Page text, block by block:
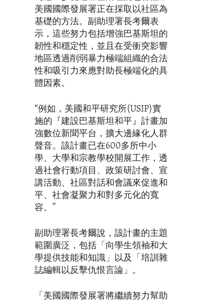
美國國際發展署正在採取以社區為
基礎的方法。副助理署長考爾表
示，這些努力包括增強巴基斯坦的
韌性和穩定性，並且在受衝突影響
地區透過削弱暴力極端組織的合法
性和吸引力來應對助長極端化的具
體因素。
“例如，美國和平研究所(USIP)實
施的『建設巴基斯坦和平』計畫加
強數位新聞平台，擴大邊緣化人群
聲音。該計畫已在600多所中小
學、大學和宗教學校開展工作，透
過社會行動項目、政策研討會、宣
講活動、社區對話和會議來促進和
平、社會凝聚力和對多元化的寬
容。”
副助理署長考爾說，該計畫的主題
範圍廣泛，包括「向學生領袖和大
學提供技能和知識」以及「培訓雜
誌編輯以反擊仇恨言論」。
「美國國際發展署將繼續努力幫助